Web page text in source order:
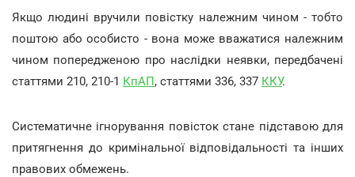
Якщо людині вручили повістку належним чином - тобто
поштою або особисто - вона може вважатися належним
чином попередженою про наслідки неявки, передбачені
статтями 210, 210-1 КпАП, статтями 336, 337 ККУ.
Систематичне ігнорування повісток стане підставою для
притягнення до кримінальної відповідальності та інших
правових обмежень.